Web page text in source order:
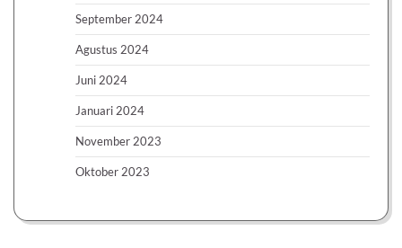
September 2024
Agustus 2024
Juni 2024
Januari 2024
November 2023
Oktober 2023